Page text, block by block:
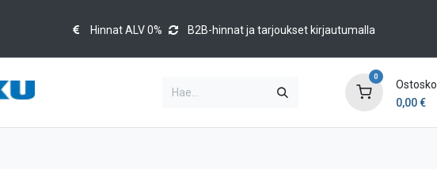
Hinnat ALV 0% B2B-hinnat ja tarjoukset kirjautumalla
0
0,00€